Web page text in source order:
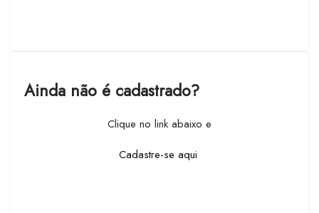
Ainda não é cadastrado?
Clique no link abaixo e
Cadastre-se aqui